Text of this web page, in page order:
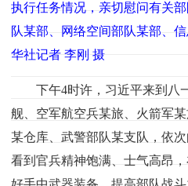
执行任务情况，亲切慰问有关
队某部、网络空间部队某部、
华社记者 李刚 摄
下午4时许，习近平来到八
舰、空军航空兵某旅、火箭军
某仓库、武警部队某支队，依
看到官兵精神饱满、士气高昂